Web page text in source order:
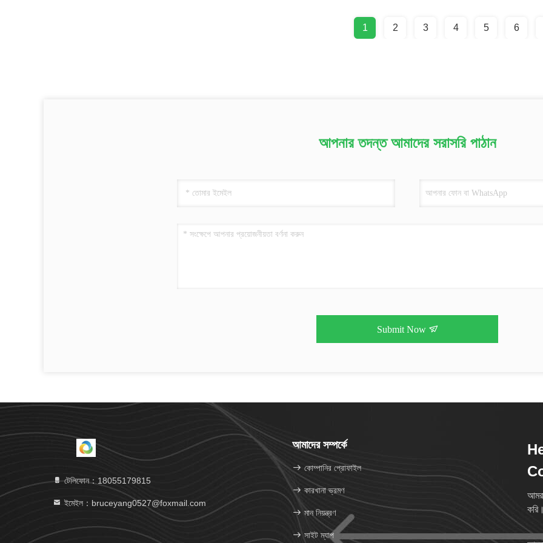
1 2 3 4 5 6
আপনার তদন্ত আমাদের সরাসরি পাঠান
Submit Now
টেলিফোন：18055179815
ইমেইল：bruceyang0527@foxmail.com
আমাদের সম্পর্কে
কোম্পানির প্রোফাইল
কারখানা ভ্রমণ
মান নিয়ন্ত্রণ
সাইট ম্যাপ